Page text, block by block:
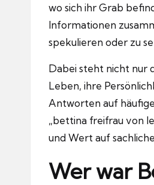
wo sich ihr Grab
Informationen
spekulieren oder zu
Dabei steht nicht nur
Leben, ihre
Antworten auf
„bettina freifrau von
und Wert auf
Wer war